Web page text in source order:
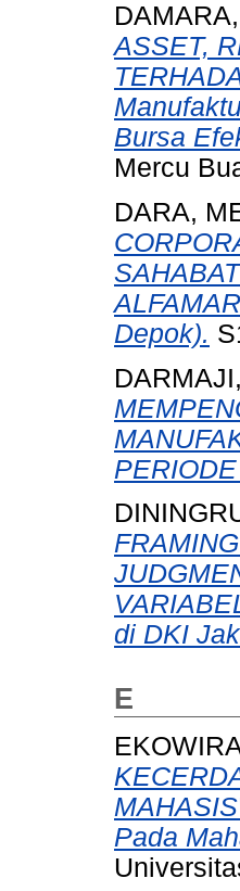
ASSET,
Bursa
Mercu
DARA,
Depok).
di DKI
E
Pada